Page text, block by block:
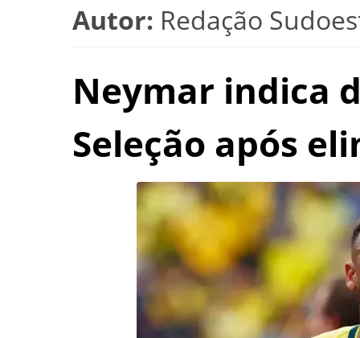
Autor: Redação
Neymar indica
Seleção após